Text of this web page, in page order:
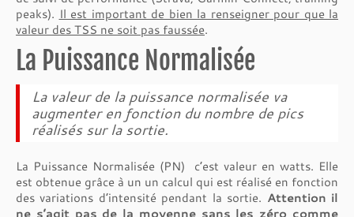
peaks). Il est important de bien la renseigner pour que la
valeur des TSS ne soit pas faussée.
La Puissance Normalisée
La valeur de la puissance normalisée va
augmenter en fonction du nombre de pics
réalisés sur la sortie.
La Puissance Normalisée (PN) c’est valeur en watts. Elle
est obtenue grâce à un un calcul qui est réalisé en fonction
des variations d’intensité pendant la sortie. Attention il
ne s’agit pas de la moyenne sans les zéro comme